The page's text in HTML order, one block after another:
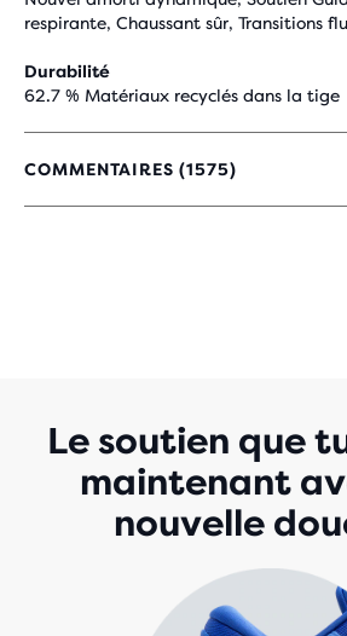
respirante, Chaussant sûr, Transitions
Durabilité
62.7 % Matériaux recyclés dans la tige
COMMENTAIRES (1575)
4.2
SUR
Le soutien que
maintenant
nouvelle